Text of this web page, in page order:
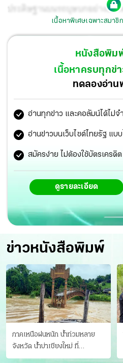
ประดิษฐานบนรถบุษบกอย่างยิ่งใ
ล้านนา ขบวนช่างฟ้อน พื้นเมือง
ประดิษฐานในมณฑปบนหอคำหล
ให้ประชาชน สักการะในวันที่ 5-
เนื้อหาพิเศษเฉพาะสมา
หนังสือพิม
เนื้อหาครบทุกข่
ทดลองอ่าน
อ่านทุกข่าว และคอลัมน์ได้ไม่จ
อ่านข่าวบนเว็บไซต์ไทยรัฐ แบ
สมัครง่าย ไม่ต้องใช้บัตรเครดิต
ดูรายละเอียด
ข่าวหนังสือพิมพ์
ภาคเหนือฝนหนัก น้ำท่วมหลาย
จังหวัด นํ้าบ่าเชียงใหม่ ที่
แม่ฮ่องสอน ซัดสะพานขาด